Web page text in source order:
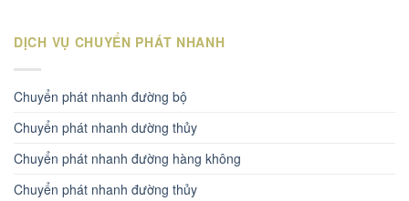
DỊCH VỤ CHUYỂN PHÁT NHANH
Chuyển phát nhanh đường bộ
Chuyển phát nhanh dường thủy
Chuyển phát nhanh đường hàng không
Chuyển phát nhanh đường thủy